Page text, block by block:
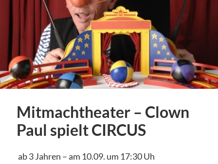
Mitmachtheater – Clown
Paul spielt CIRCUS
ab 3 Jahren – am 10.09. um 17:30 Uh